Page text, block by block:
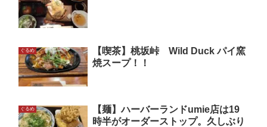
ぐるめ
【喫茶】桃坂峠 Wild Duck パイ窯
焼スープ！！
ぐるめ
【麺】ハーバーランドumie店は19
時半がオーダーストップ。久しぶり